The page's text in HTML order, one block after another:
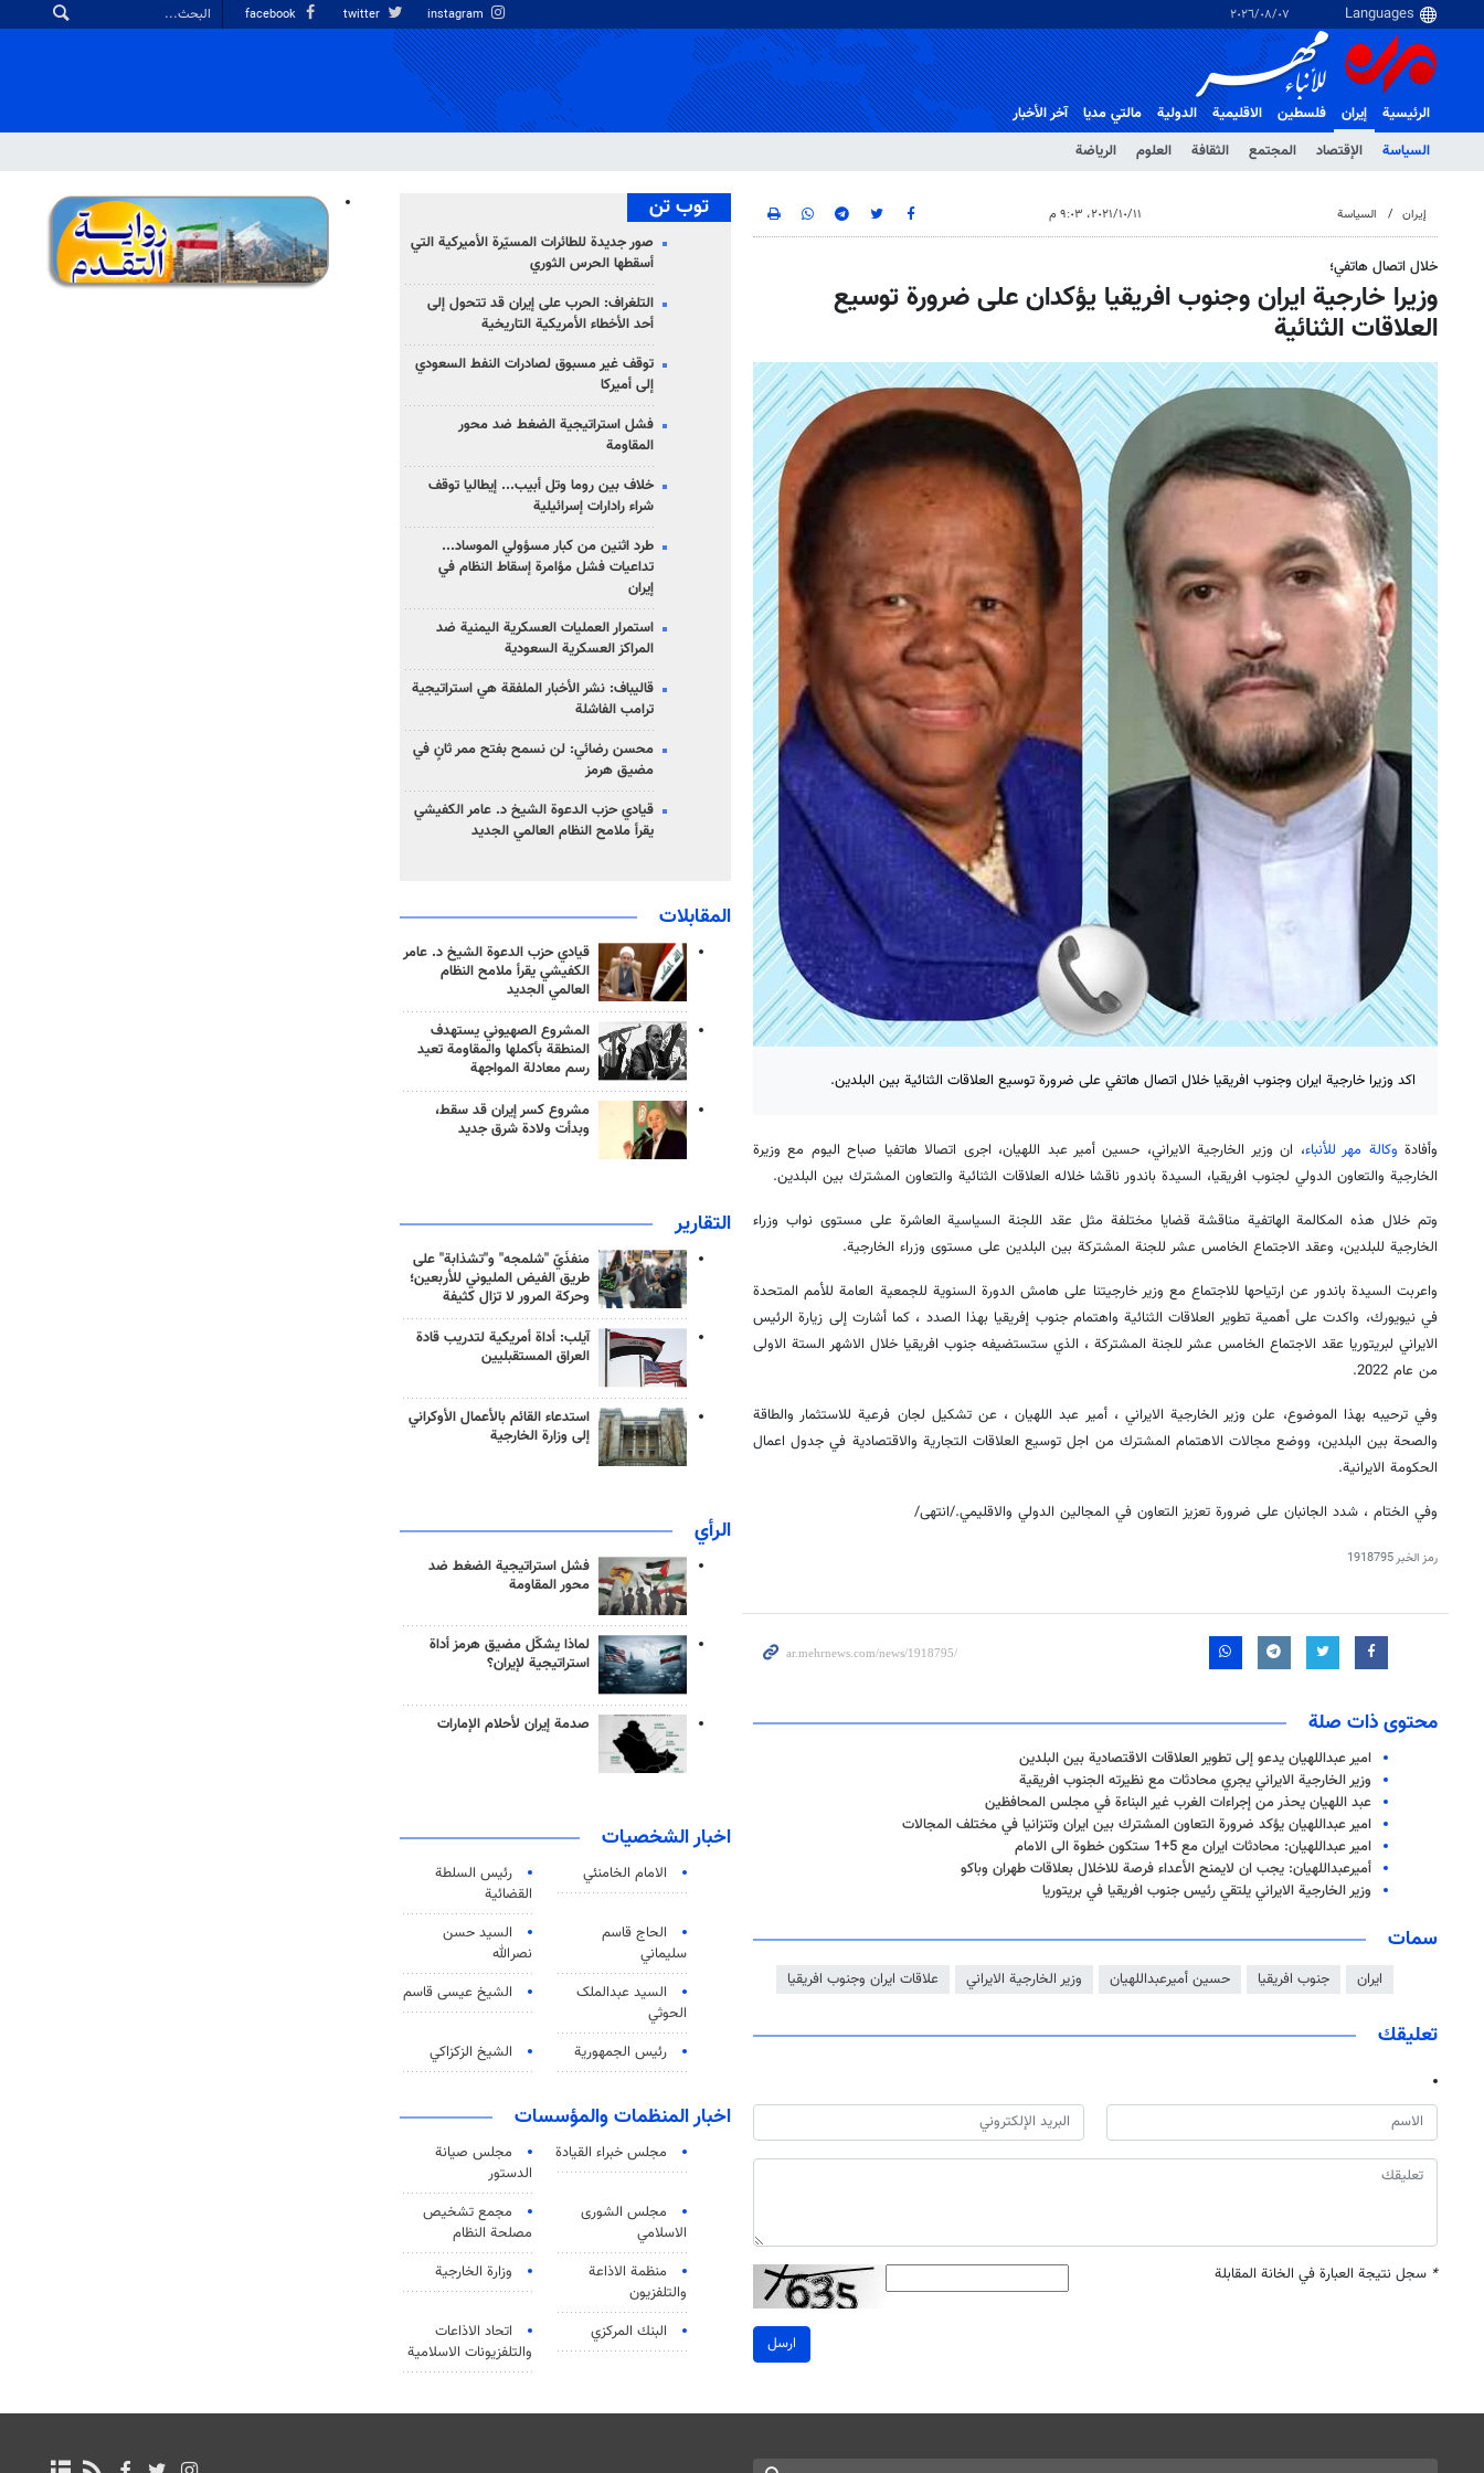
٠٧‏/٠٨‏/٢٠٢٦
الرئيسية
إيران
السياسة
الإقتصاد المجتمع الثقافة العلوم الرياضة
فلسطین الاقلیمیة الدولية مالتي مدیا آخر الأخبار
إيران السياسة ١١‏/١٠‏/٢٠٢١، ٩:٠٣ م
خلال اتصال هاتفي؛
وزيرا خارجية ايران وجنوب افريقيا يؤكدان على ضرورة توسيع
العلاقات الثنائية
اكد وزيرا خارجية ايران وجنوب افريقيا خلال اتصال هاتفي على ضرورة توسيع العلاقات الثنائية بين البلدين.
وأفادة وكالة مهر للأنباء، ان وزير الخارجية الايراني، حسين أمير عبد اللهيان، اجرى اتصالا هاتفيا صباح اليوم مع وزيرة
الخارجية والتعاون الدولي لجنوب افريقيا، السيدة باندور ناقشا خلاله العلاقات الثنائية والتعاون المشترك بين البلدين.
وتم خلال هذه المكالمة الهاتفية مناقشة قضايا مختلفة مثل عقد اللجنة السياسية العاشرة على مستوى نواب وزراء
الخارجية للبلدين، وعقد الاجتماع الخامس عشر للجنة المشتركة بين البلدين على مستوى وزراء الخارجية.
واعربت السيدة باندور عن ارتياحها للاجتماع مع وزير خارجيتنا على هامش الدورة السنوية للجمعية العامة للأمم المتحدة
في نيويورك، واكدت على أهمية تطوير العلاقات الثنائية واهتمام جنوب إفريقيا بهذا الصدد ، كما أشارت إلى زيارة الرئيس
الايراني لبريتوريا عقد الاجتماع الخامس عشر للجنة المشتركة ، الذي ستستضيفه جنوب افريقيا خلال الاشهر الستة الاولى
من عام 2022.
وفي ترحيبه بهذا الموضوع، علن وزير الخارجية الايراني ، أمير عبد اللهيان ، عن تشكيل لجان فرعية للاستثمار والطاقة
والصحة بين البلدين، ووضع مجالات الاهتمام المشترك من اجل توسيع العلاقات التجارية والاقتصادية في جدول اعمال
الحكومة الايرانية.
وفي الختام ، شدد الجانبان على ضرورة تعزيز التعاون في المجالين الدولي والاقليمي./انتهى/
رمز الخبر1918795
محتوى ذات صلة
امير عبداللهيان يدعو إلى تطوير العلاقات الاقتصادية بين البلدين
وزير الخارجية الايراني يجري محادثات مع نظيرته الجنوب افريقية
عبد اللهيان يحذر من إجراءات الغرب غير البناءة في مجلس المحافظين
امير عبداللهيان يؤكد ضرورة التعاون المشترك بين ايران وتنزانيا في مختلف المجالات
امير عبداللهيان: محادثات ايران مع 5+1 ستكون خطوة الى الامام
أميرعبداللهيان: يجب ان لايمنح الأعداء فرصة للاخلال بعلاقات طهران وباكو
وزير الخارجية الايراني يلتقي رئيس جنوب افريقيا في بريتوريا
سمات
ايران جنوب افريقيا حسين أميرعبداللهيان وزير الخارجية الايراني علاقات ايران وجنوب افريقيا
تعليقك
* سجل نتيجة العبارة في الخانة المقابلة
ارسل
توب تن
صور جديدة للطائرات المسيّرة الأميركية التي
أسقطها الحرس الثوري
التلغراف: الحرب على إيران قد تتحول إلى
أحد الأخطاء الأمريكية التاريخية
توقف غير مسبوق لصادرات النفط السعودي
إلى أميركا
فشل استراتيجية الضغط ضد محور
المقاومة
خلاف بين روما وتل أبيب... إيطاليا توقف
شراء رادارات إسرائيلية
طرد اثنين من كبار مسؤولي الموساد...
تداعيات فشل مؤامرة إسقاط النظام في
إيران
استمرار العمليات العسكرية اليمنية ضد
المراكز العسكرية السعودية
قاليباف: نشر الأخبار الملفقة هي استراتيجية
ترامب الفاشلة
محسن رضائي: لن نسمح بفتح ممر ثانٍ في
مضيق هرمز
قيادي حزب الدعوة الشيخ د. عامر الكفيشي
يقرأ ملامح النظام العالمي الجديد
المقابلات
قيادي حزب الدعوة الشيخ د. عامر
الكفيشي يقرأ ملامح النظام
العالمي الجديد
المشروع الصهيوني يستهدف
المنطقة بأكملها والمقاومة تعيد
رسم معادلة المواجهة
مشروع كسر إيران قد سقط،
وبدأت ولادة شرق جديد
التقارير
منفذَيّ "شلمجه" و"تشذابة" على
طريق الفيض المليوني للأربعين؛
وحركة المرور لا تزال كثيفة
آيلب: أداة أمريكية لتدريب قادة
العراق المستقبليين
استدعاء القائم بالأعمال الأوكراني
إلى وزارة الخارجية
الرأي
فشل استراتيجية الضغط ضد
محور المقاومة
لماذا يشكّل مضيق هرمز أداة
استراتيجية لإيران؟
صدمة إيران لأحلام الإمارات
اخبار الشخصيات
الامام الخامنئي
رئیس السلطة
القضائیة
الحاج قاسم
سليماني
السيد حسن
نصرالله
السید عبدالملک
الحوثي
الشيخ عيسى قاسم
رئيس الجمهورية الشيخ الزكزاكي
اخبار المنظمات والمؤسسات
مجلس خبراء القيادة
مجلس صيانة
الدستور
مجلس الشورى
الاسلامي
مجمع تشخيص
مصلحة النظام
منظمة الاذاعة
والتلفزیون
وزارة الخارجية
البنك المركزي
اتحاد الاذاعات
والتلفزيونات الاسلامية